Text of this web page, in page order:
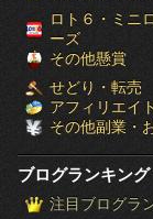
ロト６・ミニ
ーズ
その他懸賞
せどり・転売
アフィリエイト
その他副業・
ブログランキング
注目ブログラ